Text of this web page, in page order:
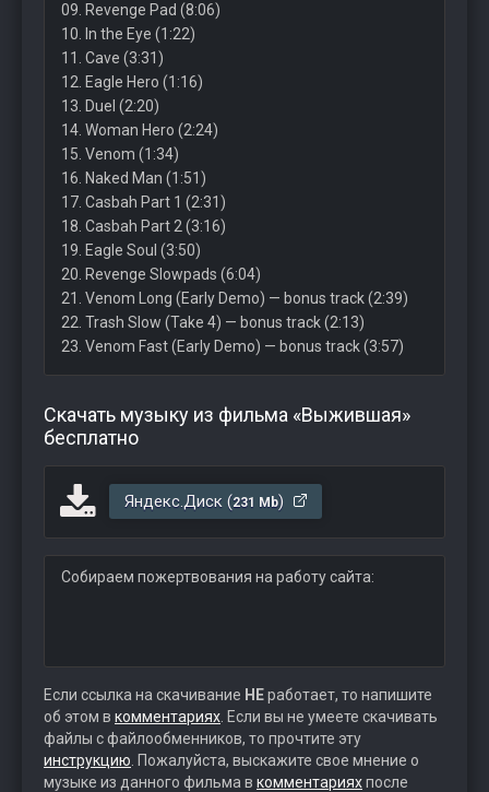
09. Revenge Pad (8:06)
10. In the Eye (1:22)
11. Cave (3:31)
12. Eagle Hero (1:16)
13. Duel (2:20)
14. Woman Hero (2:24)
15. Venom (1:34)
16. Naked Man (1:51)
17. Casbah Part 1 (2:31)
18. Casbah Part 2 (3:16)
19. Eagle Soul (3:50)
20. Revenge Slowpads (6:04)
21. Venom Long (Early Demo) — bonus track (2:39)
22. Trash Slow (Take 4) — bonus track (2:13)
23. Venom Fast (Early Demo) — bonus track (3:57)
Скачать музыку из фильма «Выжившая»
бесплатно
Яндекс.Диск (231 Mb)
Собираем пожертвования на работу сайта:
Если ссылка на скачивание НЕработает, то напишите
об этом в комментариях . Если вы не умеете скачивать
файлы с файлообменников, то прочтите эту
инструкцию . Пожалуйста, выскажите свое мнение о
музыке из данного фильма в комментарияхпосле